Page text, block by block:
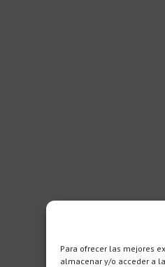
Para ofrecer las mejores
almacenar y/o acceder a